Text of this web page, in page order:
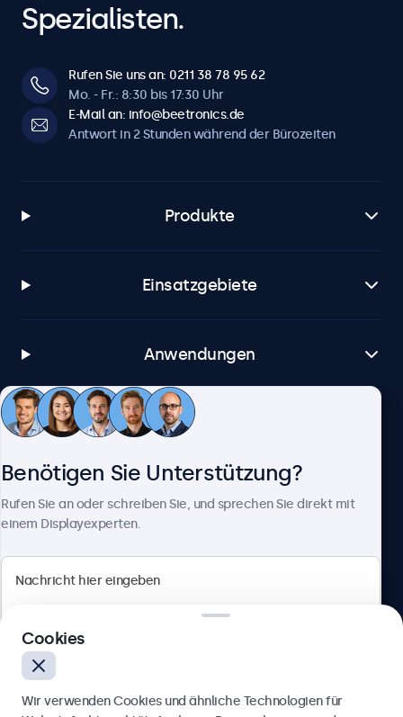
Spezialisten.
Rufen Sie uns an: 0211 38 78 95 62
Mo. - Fr.: 8:30 bis 17:30 Uhr
E-Mail an: info@beetronics.de
Antwort in 2 Stunden während der Bürozeiten
Produkte
Einsatzgebiete
Anwendungen
Kundenservice
Berliner Allee 59, 40212 Düsseldorf, Deutschland
Deutsch
Benötigen Sie Unterstützung?
Rufen Sie an oder schreiben Sie, und sprechen Sie direkt mit
einem Displayexperten.
Cookies
Wir verwenden Cookies und ähnliche Technologien für